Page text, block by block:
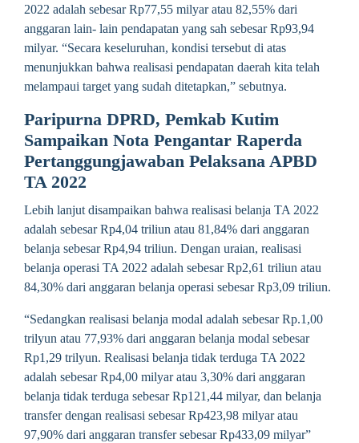
2022 adalah sebesar Rp77,55 milyar atau 82,55% dari
anggaran lain- lain pendapatan yang sah sebesar Rp93,94
milyar. “Secara keseluruhan, kondisi tersebut di atas
menunjukkan bahwa realisasi pendapatan daerah kita telah
melampaui target yang sudah ditetapkan,” sebutnya.
Paripurna DPRD, Pemkab Kutim
Sampaikan Nota Pengantar Raperda
Pertanggungjawaban Pelaksana APBD
TA 2022
Lebih lanjut disampaikan bahwa realisasi belanja TA 2022
adalah sebesar Rp4,04 triliun atau 81,84% dari anggaran
belanja sebesar Rp4,94 triliun. Dengan uraian, realisasi
belanja operasi TA 2022 adalah sebesar Rp2,61 triliun atau
84,30% dari anggaran belanja operasi sebesar Rp3,09 triliun.
“Sedangkan realisasi belanja modal adalah sebesar Rp.1,00
trilyun atau 77,93% dari anggaran belanja modal sebesar
Rp1,29 trilyun. Realisasi belanja tidak terduga TA 2022
adalah sebesar Rp4,00 milyar atau 3,30% dari anggaran
belanja tidak terduga sebesar Rp121,44 milyar, dan belanja
transfer dengan realisasi sebesar Rp423,98 milyar atau
97,90% dari anggaran transfer sebesar Rp433,09 milyar”